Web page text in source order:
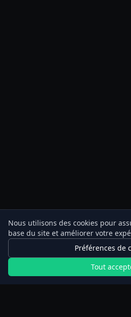
Nous utilisons des cookies pour
base du site et améliorer votre
Préférences de
Tout